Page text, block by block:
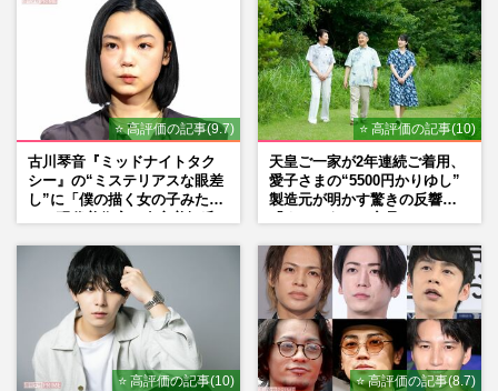
⭐ 高評価の記事(9.7)
古川琴音『ミッドナイトタク
シー』の“ミステリアスな眼差
し”に「僕の描く女の子みた
⭐ 高評価の記事(10)
天皇ご一家が2年連続ご着用、
愛子さまの“5500円かりゆし”
製造元が明かす驚きの反響
⭐ 高評価の記事(10) ⭐ 高評価の記事(8.7)